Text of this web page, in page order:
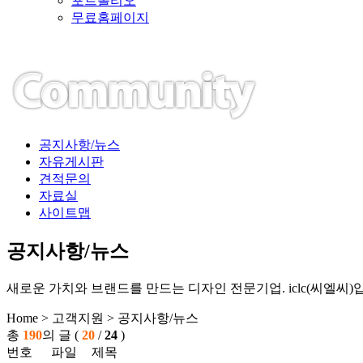
무료홈페이지
공지사항/뉴스
자유게시판
견적문의
자료실
사이트맵
공지사항/뉴스
새로운 가치와 브랜드를 만드는 디자인 전문기업. iclc(씨엘씨)
Home > 고객지원 > 공지사항/뉴스
총 190의 글 ( 20 /24 )
번호
파일
제목